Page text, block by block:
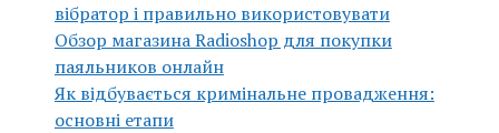
вібратор і правильно використовувати
Обзор магазина Radioshop для покупки
паяльников онлайн
Як відбувається кримінальне провадження:
основні етапи